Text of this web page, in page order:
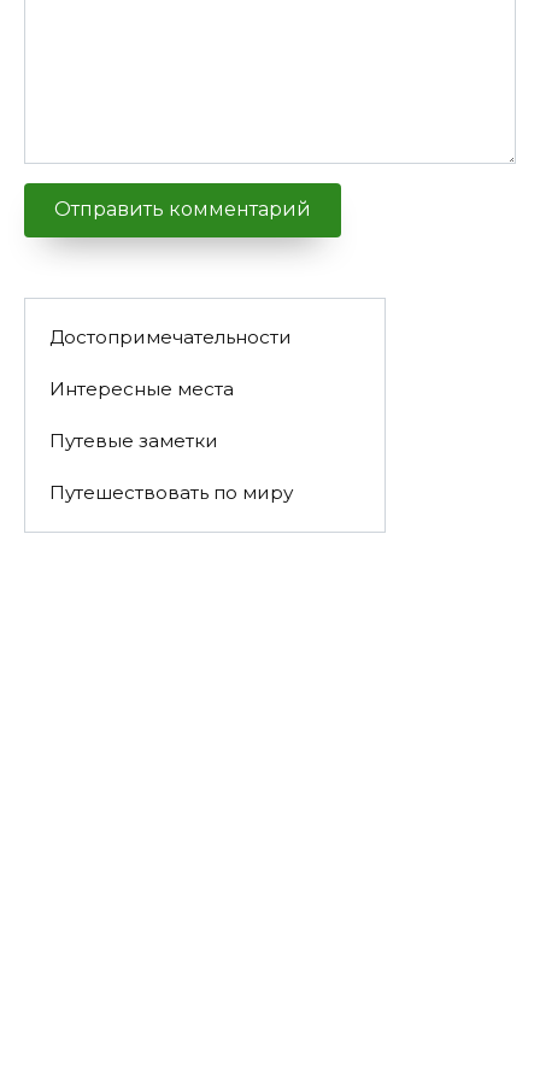
Достопримечательности
Интересные места
Путевые заметки
Путешествовать по миру